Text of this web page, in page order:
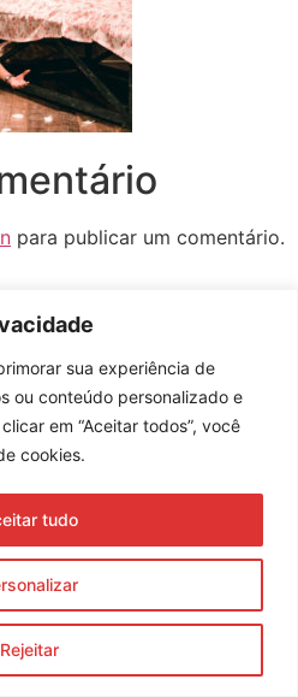
sua experiência de
ou conteúdo personalizado e
em “Aceitar todos”, você
cookies.
Rejeitar
tudo
para publicar um comentário.
Todos os direitos reservados